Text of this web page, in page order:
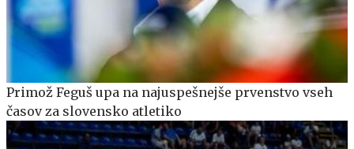
Primož Feguš upa na najuspešnejše prvenstvo vseh
časov za slovensko atletiko